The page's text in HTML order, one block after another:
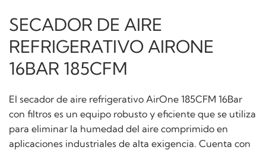
SECADOR DE AIRE
REFRIGERATIVO AIRONE
16BAR 185CFM
El secador de aire refrigerativo AirOne 185CFM 16Bar
con filtros es un equipo robusto y eficiente que se utiliza
para eliminar la humedad del aire comprimido en
aplicaciones industriales de alta exigencia. Cuenta con